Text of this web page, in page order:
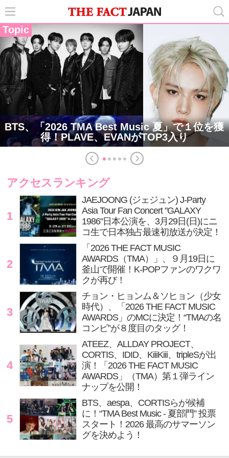
Topic
BTS、「2026 TMA Best Music 夏」で１位を獲
得！PLAVE、EVANがTOP3入り
アクセスランキング
1
JAEJOONG (ジェジュン) J-Party
Asia Tour Fan Concert "GALAXY
1986"日本公演を、3月29日(日)にニ
コ生で日本独占最速初放送が決定！
2
「2026 THE FACT MUSIC
AWARDS（TMA）」、９月19日に
釜山で開催！K-POPファンのワクワ
クが再び！
3
チョン・ヒョンム＆ソヒョン（少女
時代）、「2026 THE FACT MUSIC
AWARDS」のMCに決定！“TMAの名
コンビ”が８度目のタッグ！
4
ATEEZ、ALLDAY PROJECT、
CORTIS、IDID、KiiiKiii、tripleSが出
演！「2026 THE FACT MUSIC
AWARDS」（TMA）第１弾ライン
ナップを公開！
5
BTS、aespa、CORTISらが候補
に！“TMA Best Music - 夏部門” 投票
スタート！2026 最高のサマーソン
グを決めよう！